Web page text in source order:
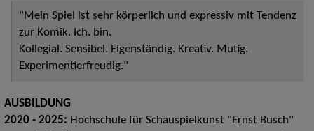
"Mein Spiel ist sehr körperlich und expressiv mit Tendenz
zur Komik. Ich. bin.
Kollegial. Sensibel. Eigenständig. Kreativ. Mutig.
Experimentierfreudig."
AUSBILDUNG
2020 - 2025: Hochschule für Schauspielkunst "Ernst Busch"